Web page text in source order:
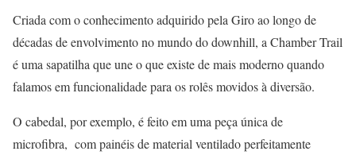
Criada com o conhecimento adquirido pela Giro ao longo de
décadas de envolvimento no mundo do downhill, a Chamber Trail
é uma sapatilha que une o que existe de mais moderno quando
falamos em funcionalidade para os rolês movidos à diversão.
O cabedal, por exemplo, é feito em uma peça única de
microfibra, com painéis de material ventilado perfeitamente